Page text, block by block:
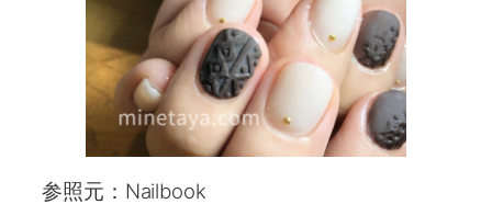
参照元：Nailbook